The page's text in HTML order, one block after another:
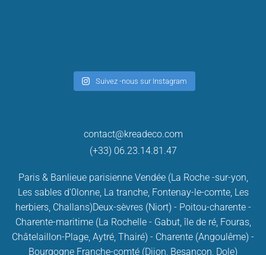
Suivez -nous sur Instagram
contact@kreadeco.com
(+33) 06.23.14.81.47
Paris & Banlieue parisienneVendée (La Roche -sur-yon,
Les sables d'0lonne, La tranche, Fontenay-le-comte, Les
herbiers, Challans)Deux-sèvres (Niort) - Poitou-charente -
Charente-maritime (La Rochelle - Gabut, île de ré, Fouras,
Châtelaillon-Plage, Aytré, Thairé) - Charente (Angoulême) -
Bourgogne Franche-comté (Dijon, Besançon, Dole)